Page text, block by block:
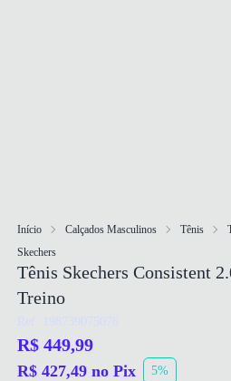
Início Calçados Masculinos Tênis
Skechers
Tênis Skechers Consistent
Treino
Ref: 198739075076
R$ 449,99
R$ 427,49 no Pix 5%